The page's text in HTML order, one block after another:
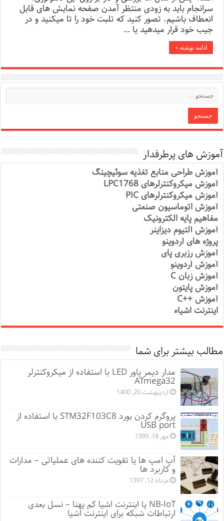
سرانجام باید به زودی منتظر آمدن صفحه نمایش های قابل
انعطاف باشیم. تصور کنید که تلبت خود را تا میکنید و در
جیب خود قرار میدهید یا …
ادامه نوشته »
آموزش های پرطرفدار
آموزش طراحی منابع تغذیه سوئیچینگ
آموزش میکروکنترلرهای LPC1768
آموزش میکروکنترلرهای PIC
آموزش اتوماسیون صنعتی
مفاهیم پایه الکترونیک
آموزش آلتیوم دیزاینر
پروژه های آردوینو
آموزش رزبری پای
آموزش آردوینو
آموزش زبان C
آموزش پایتون
آموزش ++C
اینترنت اشیاء
مطالب بیشتر برای شما
مدار دیمر پاور LED با استفاده از میکروکنترلر
ATmega32
اردیبهشت 20, 1400
پروگرم کردن بورد STM32F103C8 با استفاده از
USB port
مهر 18, 1399
آپ امپ ها یا تقویت کننده های عملیاتی – مدارات
و کاربرد ها
مرداد 12, 1397
NB-IoT یا اینترنت اشیا کم پهنا – نسل بعدی
ارتباطات شبکه برای اینترنت اشیا